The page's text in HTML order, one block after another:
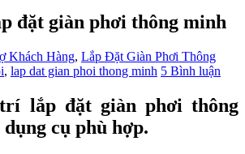
đặt giàn phơi thông minh
Khách Hàng, Lắp Đặt Giàn Phơi Thông
, lap dat gian phoi thong minh 5 Bình luận
lắp đặt giàn phơi thông
cụ phù hợp.